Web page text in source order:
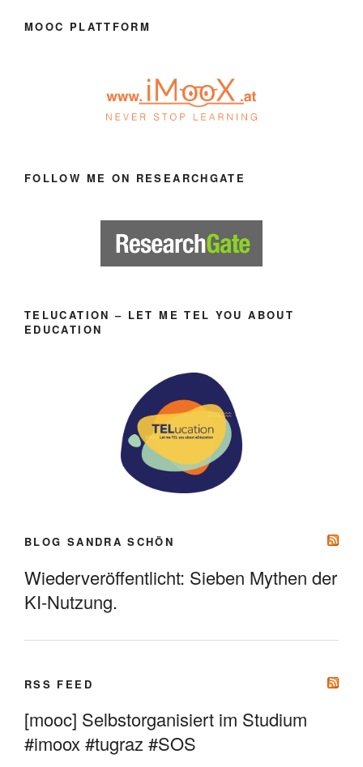
MOOC PLATTFORM
FOLLOW ME ON RESEARCHGATE
TELUCATION – LET ME TEL YOU ABOUT
EDUCATION
BLOG SANDRA SCHÖN
Wiederveröffentlicht: Sieben Mythen der
KI-Nutzung.
RSS FEED
[mooc] Selbstorganisiert im Studium
#imoox #tugraz #SOS